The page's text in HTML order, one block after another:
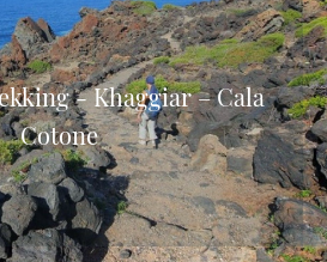
- Khaggiar – Cala
Cotone